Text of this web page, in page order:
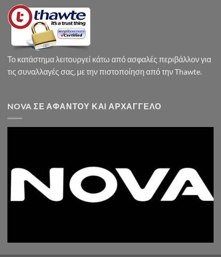
Το κατάστημα λειτουργεί κάτω από ασφαλές περιβάλλον για
τις συναλλαγές σας, με την πιστοποίηση από την Thawte.
NOVA ΣΕ ΑΦΆΝΤΟΥ ΚΑΙ ΑΡΧΆΓΓΕΛΟ